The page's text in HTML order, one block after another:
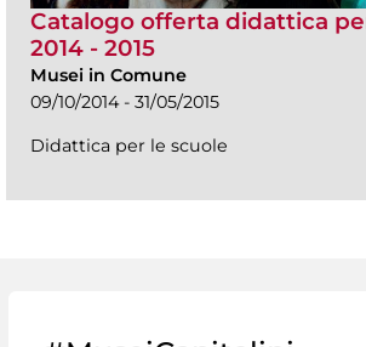
Catalogo offerta didattica
2014 - 2015
Musei in Comune
09/10/2014 - 31/05/2015
Didattica per le scuole